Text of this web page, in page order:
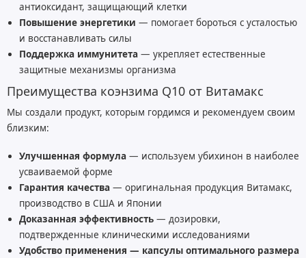
антиоксидант, защищающий клетки
Повышение энергетики — помогает бороться с усталостью
и восстанавливать силы
Поддержка иммунитета — укрепляет естественные
защитные механизмы организма
Преимущества коэнзима Q10 от Витамакс
Мы создали продукт, которым гордимся и рекомендуем своим
близким:
Улучшенная формула — используем убихинон в наиболее
усваиваемой форме
Гарантия качества — оригинальная продукция Витамакс,
производство в США и Японии
Доказанная эффективность — дозировки,
подтвержденные клиническими исследованиями
Удобство применения — капсулы оптимального размера